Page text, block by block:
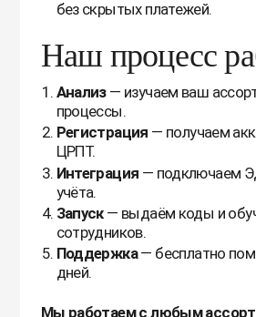
без скрытых платежей.
Наш процесс
Анализ— изучаем ваш
процессы.
Регистрация — получаем
ЦРПТ.
Интеграция — подключаем
учёта.
Запуск— выдаём коды и
сотрудников.
Поддержка— бесплатно
дней.
Мы работаем с любым